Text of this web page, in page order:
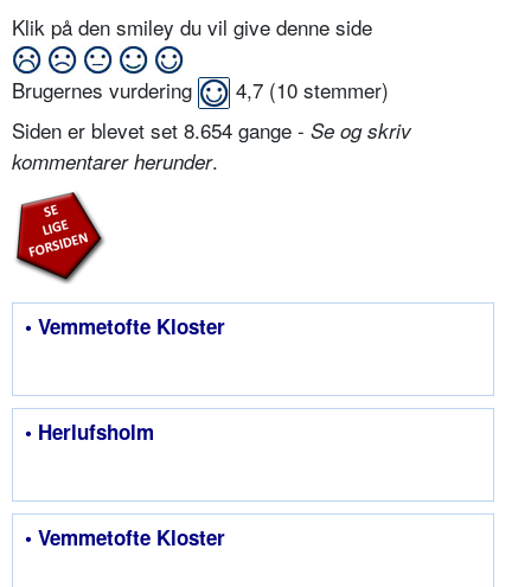
Klik på den smiley du vil give denne side
Brugernes vurdering 4,7 (10 stemmer)
Siden er blevet set 8.654 gange - Se og skriv
kommentarer herunder.
• Vemmetofte Kloster
• Herlufsholm
• Vemmetofte Kloster